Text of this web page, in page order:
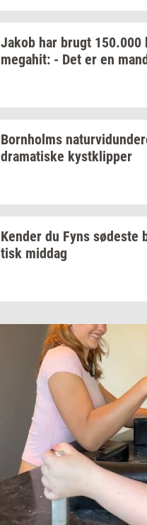
Jakob har brugt 150.000
me­ga­hit: - Det er en
Born­holms
dra­ma­ti­ske kyst­klip­per
Ken­der du Fyns sø­de­ste
tisk mid­dag